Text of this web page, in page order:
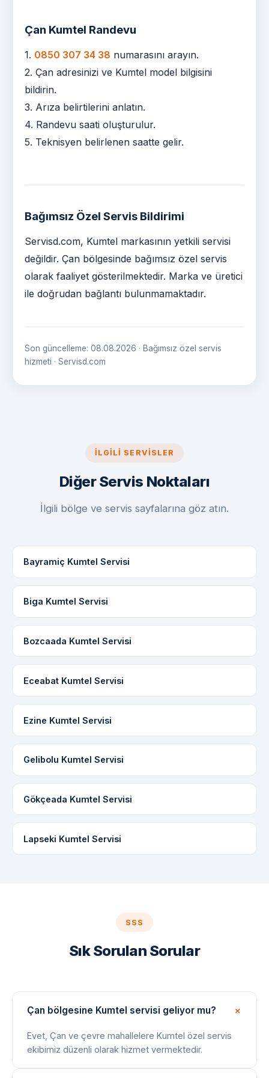
Çan Kumtel Randevu
1. 0850 307 34 38 numarasını arayın.
2. Çan adresinizi ve Kumtel model bilgisini
bildirin.
3. Arıza belirtilerini anlatın.
4. Randevu saati oluşturulur.
5. Teknisyen belirlenen saatte gelir.
Bağımsız Özel Servis Bildirimi
Servisd.com, Kumtel markasının yetkili servisi
değildir. Çan bölgesinde bağımsız özel servis
olarak faaliyet gösterilmektedir. Marka ve üretici
ile doğrudan bağlantı bulunmamaktadır.
Son güncelleme: 08.08.2026 · Bağımsız özel servis
hizmeti · Servisd.com
İLGILI SERVISLER
Diğer Servis Noktaları
İlgili bölge ve servis sayfalarına göz atın.
Bayramiç Kumtel Servisi
Biga Kumtel Servisi
Bozcaada Kumtel Servisi
Eceabat Kumtel Servisi
Ezine Kumtel Servisi
Gelibolu Kumtel Servisi
Gökçeada Kumtel Servisi
Lapseki Kumtel Servisi
SSS
Sık Sorulan Sorular
Çan bölgesine Kumtel servisi geliyor mu?
Evet, Çan ve çevre mahallelere Kumtel özel servis
ekibimiz düzenli olarak hizmet vermektedir.